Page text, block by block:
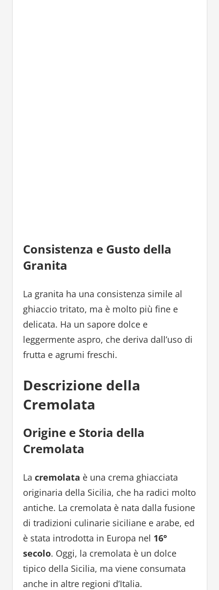
Consistenza e Gusto della
Granita
La granita ha una consistenza simile al
ghiaccio tritato, ma è molto più fine e
delicata. Ha un sapore dolce e
leggermente aspro, che deriva dall’uso di
frutta e agrumi freschi.
Descrizione della
Cremolata
Origine e Storia della
Cremolata
La cremolata è una crema ghiacciata
originaria della Sicilia, che ha radici molto
antiche. La cremolata è nata dalla fusione
di tradizioni culinarie siciliane e arabe, ed
è stata introdotta in Europa nel 16°
secolo. Oggi, la cremolata è un dolce
tipico della Sicilia, ma viene consumata
anche in altre regioni d’Italia.